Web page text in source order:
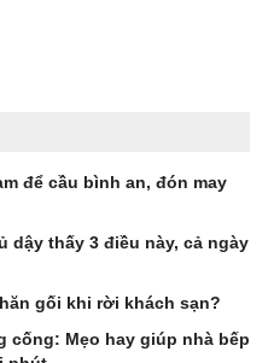
để cầu bình an, đón may
dậy thấy 3 điều này, cả ngày
gối khi rời khách sạn?
Mẹo hay giúp nhà bếp